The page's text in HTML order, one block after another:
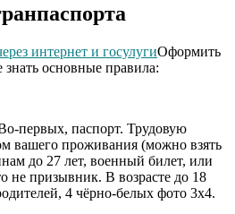
Оформить
знать основные правила:
первых, паспорт. Трудовую
вашего проживания (можно взять
до 27 лет, военный билет, или
не призывник. В возрасте до 18
4 чёрно-белых фото 3х4.